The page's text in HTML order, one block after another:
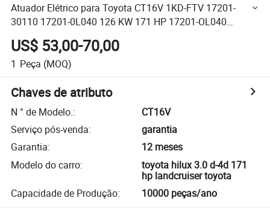
Atuador Elétrico para Toyota CT16V 1KD-FTV 17201-
30110 17201-0L040 126 KW 171 HP 17201-OL040
172010L040
US$ 53,00-70,00
1 Peça (MOQ)
Chaves de atributo
N ° de Modelo.:
CT16V
Serviço pós-venda:
garantia
Garantia:
12 meses
Modelo do carro:
toyota hilux 3.0 d-4d 171
hp landcruiser toyota
Capacidade de Produção: 10000 peças/ano